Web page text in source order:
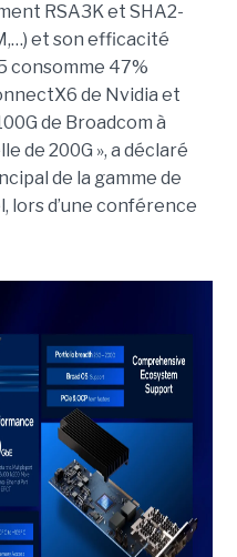
RSA3K et SHA2-
et son efficacité
consomme 47%
de Nvidia et
de Broadcom à
de 200G », a déclaré
de la gamme de
lors d’une conférence